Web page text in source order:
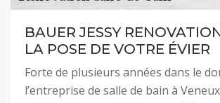
BAUER JESSY
LA POSE DE VOTRE ÉVIER
Forte de plusieurs années dans le
l’entreprise de salle de bain à